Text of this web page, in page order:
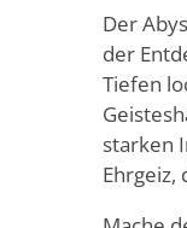
Der
der
Tiefen
starken